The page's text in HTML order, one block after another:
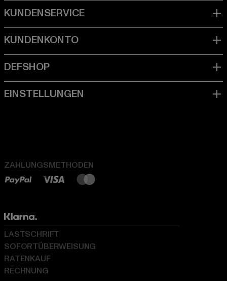
ZAHLUNGSMETHODEN
LASTSCHRIFT
SOFORTÜBERWEISUNG
RATENKAUF
RECHNUNG